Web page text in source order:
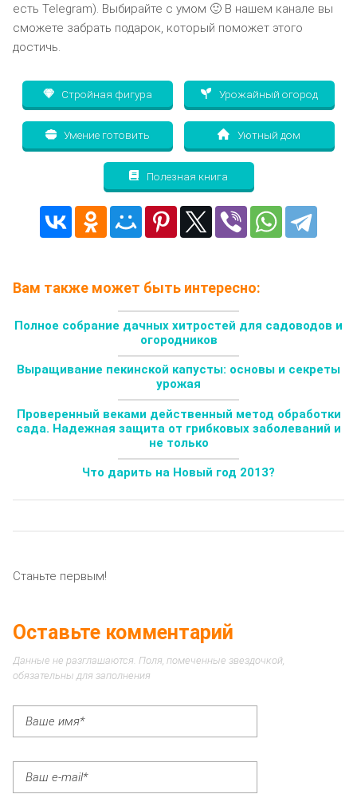
есть Telegram). Выбирайте с умом 🙂 В нашем канале вы
сможете забрать подарок, который поможет этого
достичь.
Стройная фигура Урожайный огород
Умение готовить Уютный дом
Полезная книга
Вам также может быть интересно:
Полное собрание дачных хитростей для садоводов и
огородников
Выращивание пекинской капусты: основы и секреты
урожая
Проверенный веками действенный метод обработки
сада. Надежная защита от грибковых заболеваний и
не только
Что дарить на Новый год 2013?
Станьте первым!
Оставьте комментарий
Данные не разглашаются. Поля, помеченные звездочкой,
обязательны для заполнения